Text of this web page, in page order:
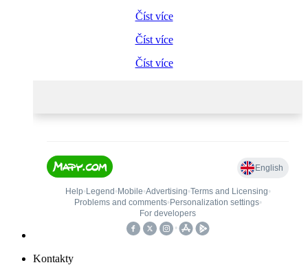
Číst více
Číst více
Číst více
Kontakty